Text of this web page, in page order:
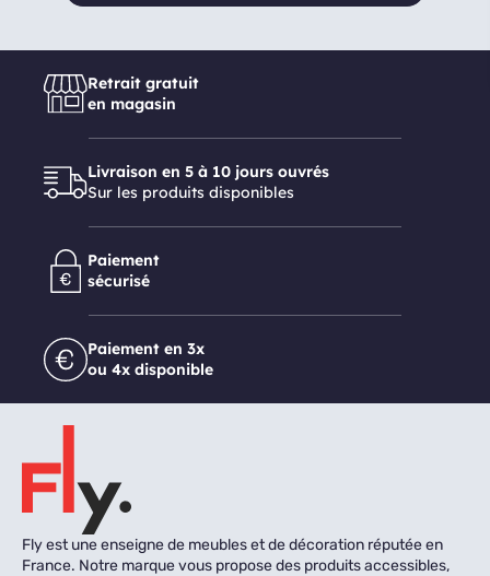
Retrait gratuit
en magasin
Livraison en 5 à 10 jours ouvrés
Sur les produits disponibles
Paiement
sécurisé
Paiement en 3x
ou 4x disponible
Fly est une enseigne de meubles et de décoration réputée en
France. Notre marque vous propose des produits accessibles,